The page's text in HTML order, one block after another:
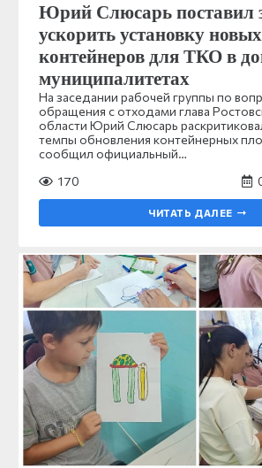
Юрий Слюсарь поставил
ускорить установку новых
контейнеров для ТКО в
муниципалитетах
На заседании рабочей группы по
обращения с отходами глава
области Юрий Слюсарь
темпы обновления контейнерных
сообщил официальный…
170
ЧИТАТЬ ДАЛЕЕ